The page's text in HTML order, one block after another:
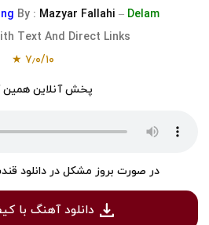
By : Mazyar Fallahi – Delam
Text And Direct Links
۷٫۰/۱۰
★
پخش آنلاین
در صورت بروز مشکل در دانلود
دانلود آهنگ با